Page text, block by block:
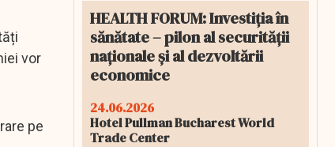
vor
pe
HEALTH FORUM: Investiția în
sănătate – pilon al securității
naționale și al dezvoltării
economice
24.06.2026
Hotel Pullman Bucharest World
Trade Center